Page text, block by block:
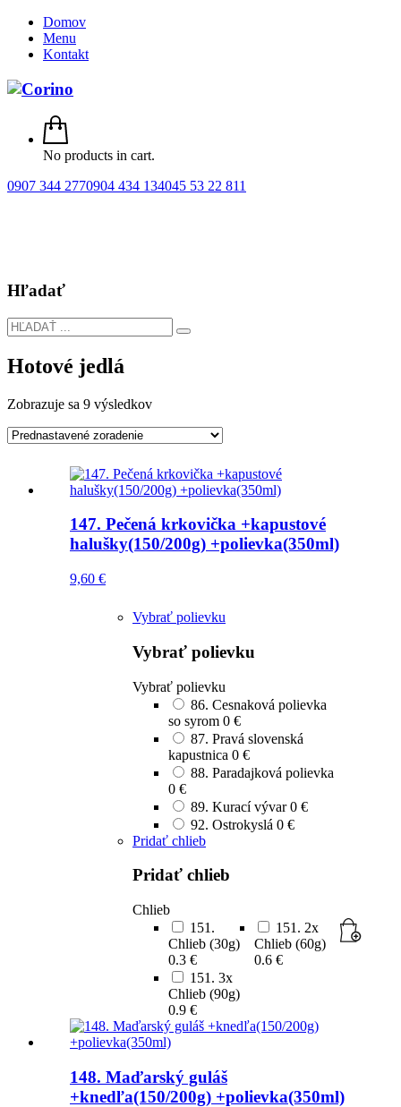
Domov
Menu
Kontakt
No products in cart.
0907 344 2770904 434 134045 53 22 811
Hľadať
Hotové jedlá
Zobrazuje sa 9 výsledkov
147. Pečená krkovička +kapustové
halušky(150/200g) +polievka(350ml)
9,60 €
Vybrať polievku
Vybrať polievku
Vybrať polievku
86. Cesnaková polievka
so syrom 0 €
87. Pravá slovenská
kapustnica 0 €
88. Paradajková polievka
0 €
89. Kurací vývar 0 €
92. Ostrokyslá 0 €
Pridať chlieb
Pridať chlieb
Chlieb
151.
Chlieb (30g)
0.3 €
151. 2x
Chlieb (60g)
0.6 €
151. 3x
Chlieb (90g)
0.9 €
148. Maďarský guláš
+knedľa(150/200g) +polievka(350ml)